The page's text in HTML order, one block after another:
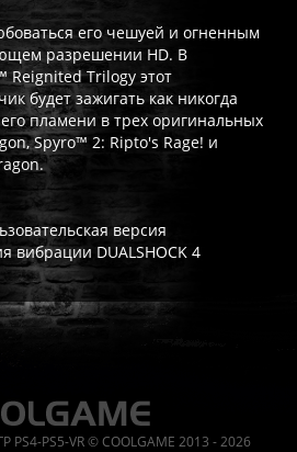
его чешуей и огненным
разрешении HD. В
Reignited Trilogy этот
будет зажигать как никогда
пламени в трех оригинальных
Spyro™ 2: Ripto's Rage! и
версия
вибрации DUALSHOCK 4
Если локализация игры для
PS5-VR © COOLGAME 2013 - 2026